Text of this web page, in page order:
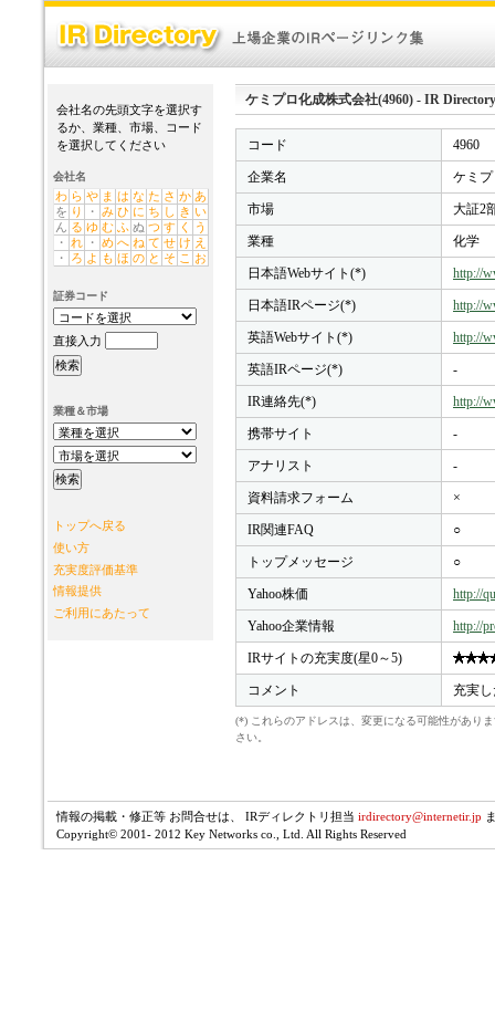
会社名の先頭文字を選択す
るか、業種、市場、コード
を選択してください
会社名
わ ら や ま は な た さ か あ
を り ・ み ひ に ち し き い
ん る ゆ む ふ ぬ つ す く
う
・ れ ・ め へ ね て せ け え
・
ろ よ も ほ の と そ こ お
証券コード
直接入力
業種＆市場
トップへ戻る
使い方
充実度評価基準
情報提供
ご利用にあたって
ケミプロ化成株式会社(4960) - IR Directory
コード 4960
企業名 ケミ
市場 大証2
業種 化学
日本語Webサイト(*) http://
日本語IRページ(*) http://
英語Webサイト(*) http://
英語IRページ(*) -
IR連絡先(*) http://
携帯サイト -
アナリスト -
資料請求フォーム ×
IR関連FAQ ○
トップメッセージ ○
Yahoo株価 http://
Yahoo企業情報 http://
IRサイトの充実度(星0～5)
コメント 充実
(*) これらのアドレスは、変更になる可能性があり
さい。
情報の掲載・修正等 お問合せは、 IRディレクトリ担当 irdirectory@internetir.jp
Copyright© 2001- 2012 Key Networks co., Ltd. All Rights Reserved